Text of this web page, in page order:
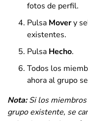
fotos de perfil.
Pulsa Movery
existentes.
Pulsa Hecho.
Todos los
ahora al grupo
Nota:Si los miembros
grupo existente, se